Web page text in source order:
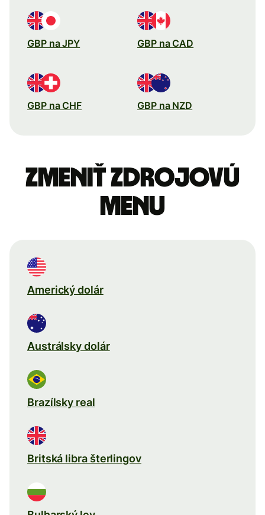
GBP na JPY GBP na CAD
GBP na CHF GBP na NZD
Zmeniť zdrojovú
menu
Americký dolár
Austrálsky dolár
Brazílsky real
Britská libra šterlingov